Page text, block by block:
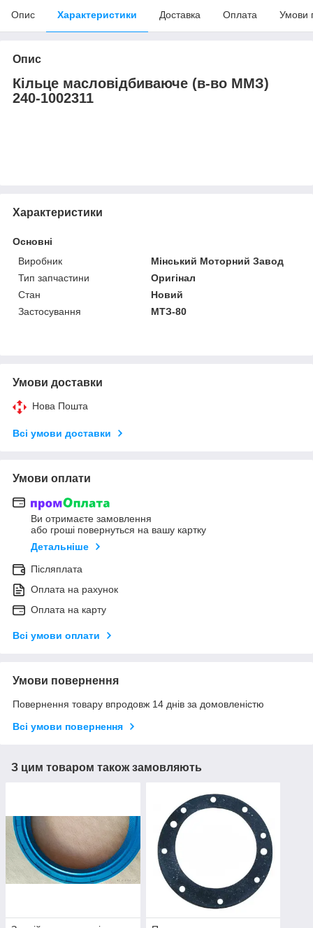
Опис Характеристики Доставка Оплата Умови
Опис
Кільце масловідбиваюче (в-во ММЗ)
240-1002311
Характеристики
Основні
Виробник
Мінський Моторний Завод
Тип запчастини
Оригінал
Стан
Новий
Застосування
МТЗ-80
Умови доставки
Нова Пошта
Всі умови доставки
Умови оплати
Ви отримаєте замовлення
або гроші повернуться на вашу картку
Детальніше
Післяплата
Оплата на рахунок
Оплата на карту
Всі умови оплати
Умови повернення
Повернення товару впродовж 14 днів за домовленістю
Всі умови повернення
З цим товаром також замовляють